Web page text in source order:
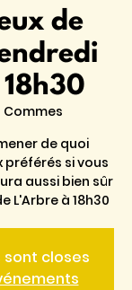
de
Commes
de quoi
si vous
aussi bien sûr
L'Arbre à 18h30
sont closes